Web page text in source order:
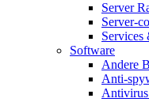
Server
Server-
Services
Software
Andere
Anti-